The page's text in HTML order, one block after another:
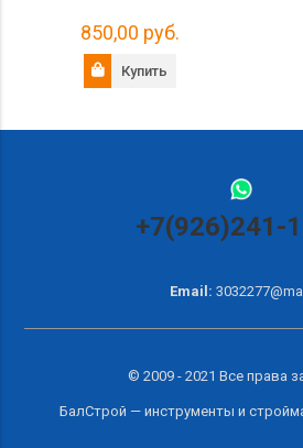
850,00 руб.
Купить
+7(926)241-
Email:
© 2009 - 2021 Все права
БалСтрой — инструменты и